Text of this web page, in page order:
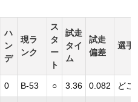
ハ
ン
デ
現ラ
ンク
ス
タ
ー
ト
試走
タイ
ム
試走
偏差
選手
0 B-53 ○ 3.36 0.082 どこ